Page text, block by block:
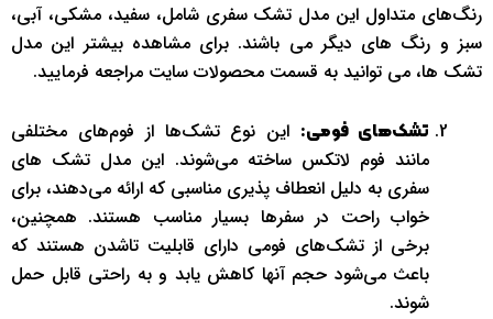
رنگ‌های متداول این مدل تشک سفری شامل، سفید، مشکی، آبی،
سبز و رنگ های دیگر می باشند. برای مشاهده بیشتر این مدل
تشک ها، می توانید به قسمت محصولات سایت مراجعه فرمایید.
تشک‌های فومی: این نوع تشک‌ها از فوم‌های مختلفی
مانند فوم لاتکس ساخته می‌شوند. این مدل تشک های
سفری به دلیل انعطاف پذیری مناسبی که ارائه می‌دهند، برای
خواب راحت در سفرها بسیار مناسب هستند. همچنین،
برخی از تشک‌های فومی دارای قابلیت تاشدن هستند که
باعث می‌شود حجم آنها کاهش یابد و به راحتی قابل حمل
شوند.